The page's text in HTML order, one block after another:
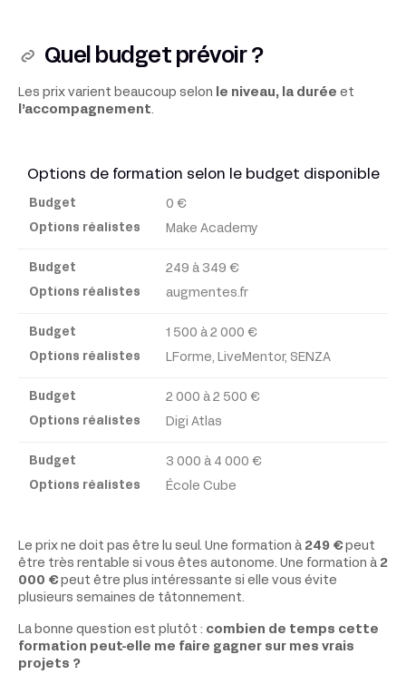
Quel budget prévoir ?
Les prix varient beaucoup selon le niveau, la durée et
l’accompagnement.
Options de formation selon le budget disponible
Budget
Options
0 €
Make Academy
249 à 349 €
augmentes.fr
1 500 à 2 000 €
LForme, LiveMentor, SENZA
2 000 à 2 500 €
Digi Atlas
3 000 à 4 000 €
École Cube
Le prix ne doit pas être lu seul. Une formation à 249 €peut
être très rentable si vous êtes autonome. Une formation à 2
000 €peut être plus intéressante si elle vous évite
plusieurs semaines de tâtonnement.
La bonne question est plutôt : combien de temps cette
formation peut-elle me faire gagner sur mes vrais
projets ?